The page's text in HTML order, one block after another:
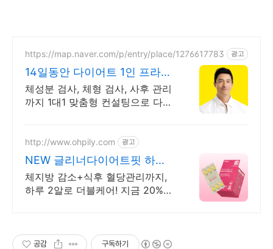
https://map.naver.com/p/entry/place/1276617783 광고
14일동안 다이어트 1인 프라이
빗 다이어트 공간
체성분 검사, 체형 검사, 사후 관리
까지 1대1 맞춤형 컨설팅으로 다이
http://www.ohpily.com 광고
NEW 글리너다이어트핏 하준
맘 PICK! 혈당관리템
체지방 감소+식후 혈당관리까지,
하루 2알로 더블케어! 지금 20%
공감 구독하기